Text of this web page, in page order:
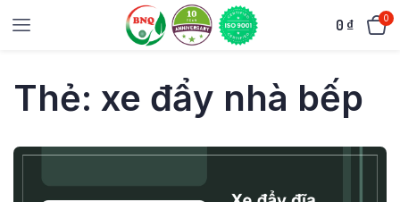
0 ₫ 0
Thẻ: xe đẩy nhà bếp